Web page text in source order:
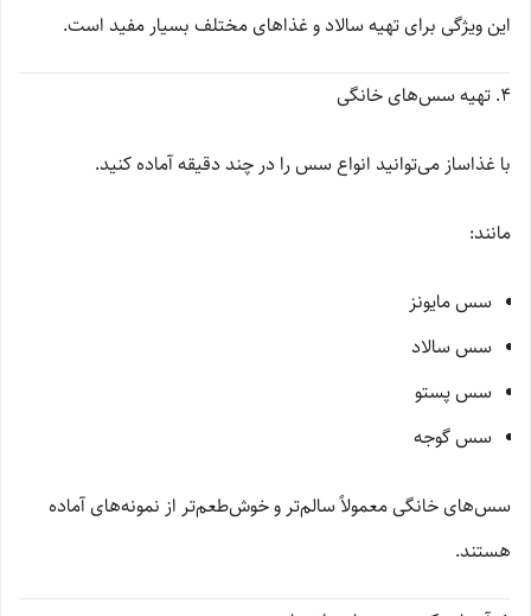
این ویژگی برای تهیه سالاد و غذاهای مختلف بسیار مفید است.
۴. تهیه سس‌های خانگی
با غذاساز می‌توانید انواع سس را در چند دقیقه آماده کنید.
مانند:
سس مایونز
سس سالاد
سس پستو
سس گوجه
سس‌های خانگی معمولاً سالم‌تر و خوش‌طعم‌تر از نمونه‌های آماده
هستند.